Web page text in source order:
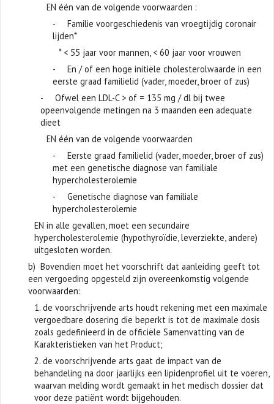
EN één van de volgende voorwaarden :
- Familie voorgeschiedenis van vroegtijdig coronair
lijden*
* < 55 jaar voor mannen, < 60 jaar voor vrouwen
- En / of een hoge initiële cholesterolwaarde in een
eerste graad familielid (vader, moeder, broer of zus)
- Ofwel een LDL-C > of = 135 mg / dl bij twee
opeenvolgende metingen na 3 maanden een adequate
dieet
EN één van de volgende voorwaarden
- Eerste graad familielid (vader, moeder, broer of zus)
met een genetische diagnose van familiale
hypercholesterolemie
- Genetische diagnose van familiale
hypercholesterolemie
EN in alle gevallen, moet een secundaire
hypercholesterolemie (hypothyroïdie, leverziekte, andere)
uitgesloten worden.
b) Bovendien moet het voorschrift dat aanleiding geeft tot
een vergoeding opgesteld zijn overeenkomstig volgende
voorwaarden:
1. de voorschrijvende arts houdt rekening met een maximale
vergoedbare dosering die beperkt is tot de maximale dosis
zoals gedefinieerd in de officiële Samenvatting van de
Karakteristieken van het Product;
2. de voorschrijvende arts gaat de impact van de
behandeling na door jaarlijks een lipidenprofiel uit te voeren,
waarvan melding wordt gemaakt in het medisch dossier dat
voor deze patiënt wordt bijgehouden.